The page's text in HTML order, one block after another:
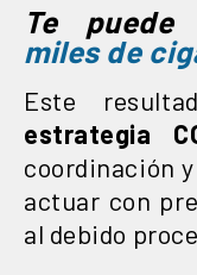
Te
miles de
Este
estrategia
coordinación
actuar con
al debido